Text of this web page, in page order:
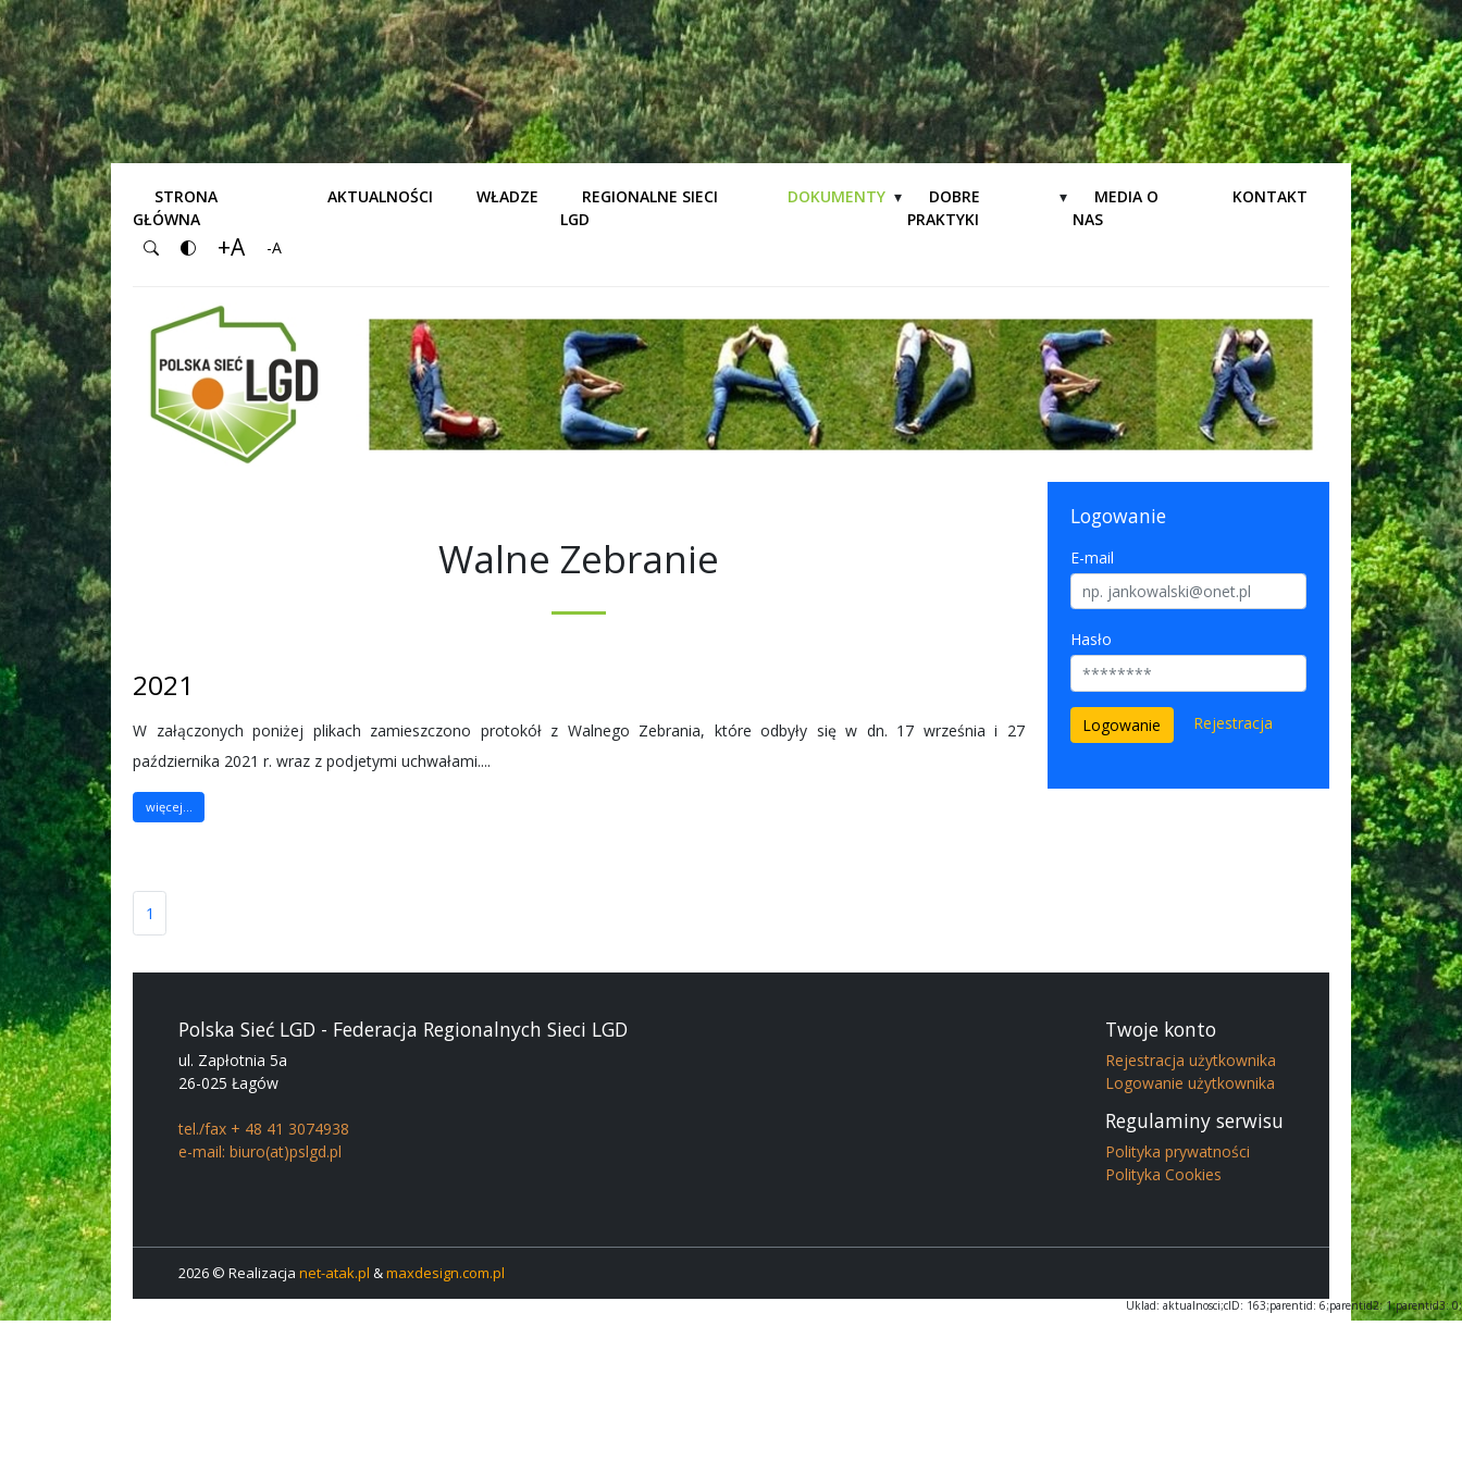
STRONA
GŁÓWNA
AKTUALNOŚCI WŁADZE
REGIONALNE SIECI
LGD
DOKUMENTY
DOBRE
PRAKTYKI
MEDIA O
NAS
KONTAKT
+A -A
Uklad: aktualnosci;cID: 163;parentid: 6;parentid2: 1;parentid3: 0;
Walne Zebranie
2021
W załączonych poniżej plikach zamieszczono protokół z Walnego Zebrania, które odbyły się w dn. 17 września i 27
października 2021 r. wraz z podjetymi uchwałami....
więcej...
1
Logowanie
E-mail
Hasło
Rejestracja
Polska Sieć LGD - Federacja Regionalnych Sieci LGD
ul. Zapłotnia 5a
26-025 Łagów
tel./fax + 48 41 3074938
e-mail: biuro(at)pslgd.pl
Twoje konto
Rejestracja użytkownika
Logowanie użytkownika
Regulaminy serwisu
Polityka prywatności
Polityka Cookies
2026 © Realizacja net-atak.pl &maxdesign.com.pl